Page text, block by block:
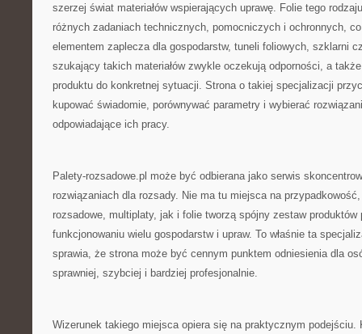
szerzej świat materiałów wspierających uprawę. Folie tego
różnych zadaniach technicznych, pomocniczych i ochronnych,
elementem zaplecza dla gospodarstw, tuneli foliowych, szklarni
szukający takich materiałów zwykle oczekują odporności, a
produktu do konkretnej sytuacji. Strona o takiej specjalizacji
kupować świadomie, porównywać parametry i wybierać
odpowiadające ich pracy.
Palety-rozsadowe.pl może być odbierana jako serwis
rozwiązaniach dla rozsady. Nie ma tu miejsca na
rozsadowe, multiplaty, jak i folie tworzą spójny zestaw
funkcjonowaniu wielu gospodarstw i upraw. To właśnie ta
sprawia, że strona może być cennym punktem odniesienia dla
sprawniej, szybciej i bardziej profesjonalnie.
Wizerunek takiego miejsca opiera się na praktycznym